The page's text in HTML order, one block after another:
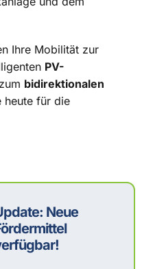
Ihre Mobilität zur
PV-
bidirektionalen
heute für die
Neue